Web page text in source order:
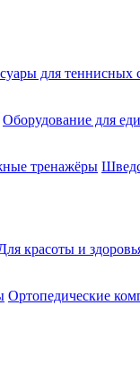
для теннисных
Оборудование для
тренажёры
красоты и
Ортопедические